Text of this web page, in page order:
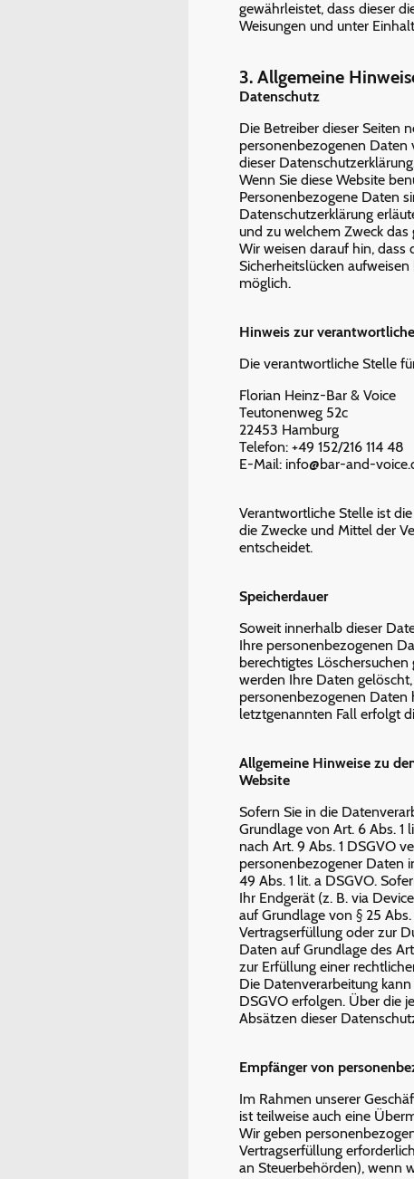
gewährleistet, dass dieser
Weisungen und unter
3. Allgemeine
Datenschutz
Die Betreiber dieser Seiten
personenbezogenen
dieser
Wenn Sie diese Website
Personenbezogene Daten
Datenschutzerklärung
und zu welchem Zweck das
Wir weisen darauf hin,
Sicherheitslücken
möglich.
Hinweis zur
Die verantwortliche Stelle
Florian Heinz-Bar & Voice
Teutonenweg 52c
22453 Hamburg
Telefon: +49 152/216 114 48
E-Mail: info@bar-and-
Verantwortliche Stelle ist
die Zwecke und Mittel der
entscheidet.
Speicherdauer
Soweit innerhalb dieser
Ihre personenbezogenen
berechtigtes
werden Ihre Daten
personenbezogenen Daten
letztgenannten Fall erfolgt
Allgemeine Hinweise zu
Website
Sofern Sie in die
Grundlage von Art. 6 Abs. 1
nach Art. 9 Abs. 1 DSGVO
personenbezogener Daten
49 Abs. 1 lit. a DSGVO.
Ihr Endgerät (z. B. via
auf Grundlage von § 25
Vertragserfüllung oder zur
Daten auf Grundlage des
zur Erfüllung einer
Die Datenverarbeitung
DSGVO erfolgen. Über die
Absätzen dieser
Empfänger von
Im Rahmen unserer
ist teilweise auch eine
Wir geben
Vertragserfüllung
an Steuerbehörden), wenn